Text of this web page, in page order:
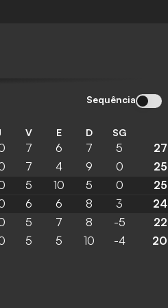
Sequência
V E D SG
7 6 7 5 27
7 4 9 0 25
5 10 5 0 25
6 6 8 3 24
5 7 8 -5 22
5 5 10 -4 20